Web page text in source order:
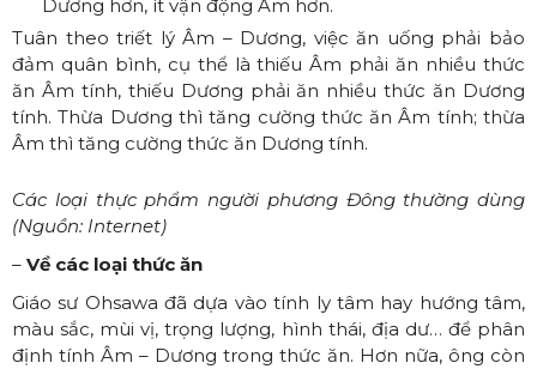
Dương hơn, ít vận động Âm hơn.
Tuân theo triết lý Âm – Dương, việc ăn uống phải bảo
đảm quân bình, cụ thể là thiếu Âm phải ăn nhiều thức
ăn Âm tính, thiếu Dương phải ăn nhiều thức ăn Dương
tính. Thừa Dương thì tăng cường thức ăn Âm tính; thừa
Âm thì tăng cường thức ăn Dương tính.
Các loại thực phẩm người phương Đông thường dùng
(Nguồn: Internet)
– Về các loại thức ăn
Giáo sư Ohsawa đã dựa vào tính ly tâm hay hướng tâm,
màu sắc, mùi vị, trọng lượng, hình thái, địa dư… để phân
định tính Âm – Dương trong thức ăn. Hơn nữa, ông còn